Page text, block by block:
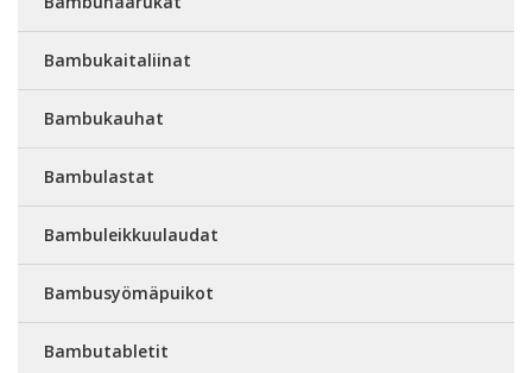
Bambukaitaliinat
Bambukauhat
Bambulastat
Bambuleikkuulaudat
Bambusyömäpuikot
Bambutabletit